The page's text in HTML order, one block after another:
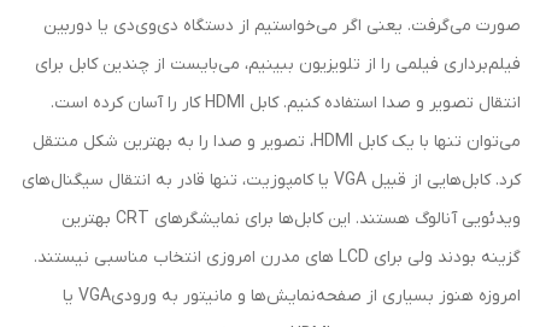
صورت می‌گرفت. یعنی اگر می‌خواستیم از دستگاه دی‌وی‌دی یا دوربین
فیلم‌برداری فیلمی را از تلویزیون ببینیم، می‌بایست از چندین کابل برای
انتقال تصویر و صدا استفاده کنیم. کابل HDMI کار را آسان کرده است.
می‌توان تنها با یک کابل HDMI، تصویر و صدا را به بهترین شکل منتقل
کرد. کابل‌هایی از قبیل VGA یا کامپوزیت، تنها قادر به انتقال سیگنال‌های
ویدئویی آنالوگ هستند. این کابل‌ها برای نمایشگرهای CRT بهترین
گزینه بودند ولی برای LCD های مدرن امروزی انتخاب مناسبی نیستند.
امروزه هنوز بسیاری از صفحه‌نمایش‌ها و مانیتور به ورودیVGA یا